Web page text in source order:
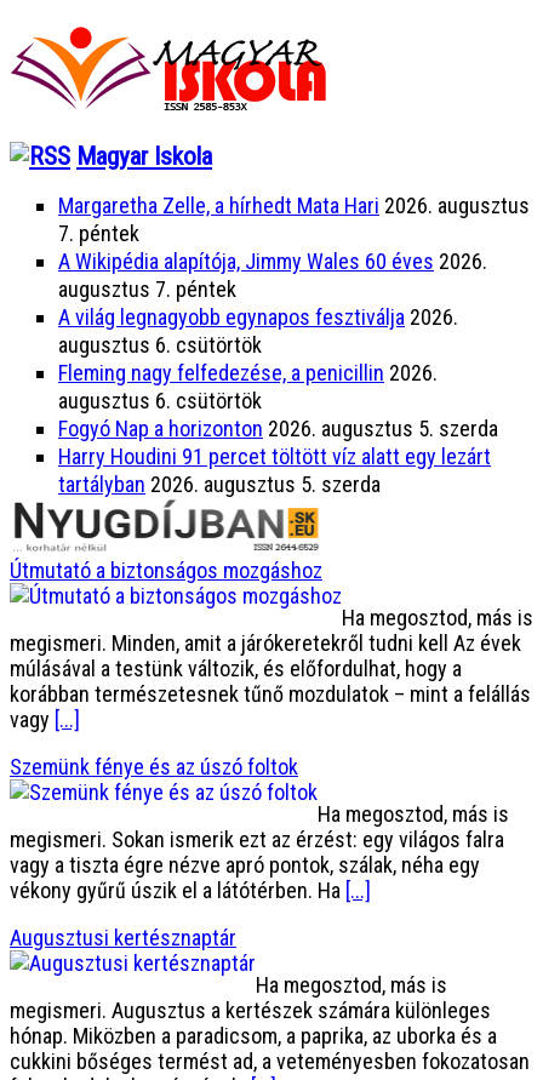
Magyar Iskola
Margaretha Zelle, a hírhedt Mata Hari 2026. augusztus
7. péntek
A Wikipédia alapítója, Jimmy Wales 60 éves 2026.
augusztus 7. péntek
A világ legnagyobb egynapos fesztiválja 2026.
augusztus 6. csütörtök
Fleming nagy felfedezése, a penicillin 2026.
augusztus 6. csütörtök
Fogyó Nap a horizonton 2026. augusztus 5. szerda
Harry Houdini 91 percet töltött víz alatt egy lezárt
tartályban 2026. augusztus 5. szerda
Útmutató a biztonságos mozgáshoz
Ha megosztod, más is
megismeri. Minden, amit a járókeretekről tudni kell Az évek
múlásával a testünk változik, és előfordulhat, hogy a
korábban természetesnek tűnő mozdulatok – mint a felállás
vagy [...]
Szemünk fénye és az úszó foltok
Ha megosztod, más is
megismeri. Sokan ismerik ezt az érzést: egy világos falra
vagy a tiszta égre nézve apró pontok, szálak, néha egy
vékony gyűrű úszik el a látótérben. Ha [...]
Augusztusi kertésznaptár
Ha megosztod, más is
megismeri. Augusztus a kertészek számára különleges
hónap. Miközben a paradicsom, a paprika, az uborka és a
cukkini bőséges termést ad, a veteményesben fokozatosan